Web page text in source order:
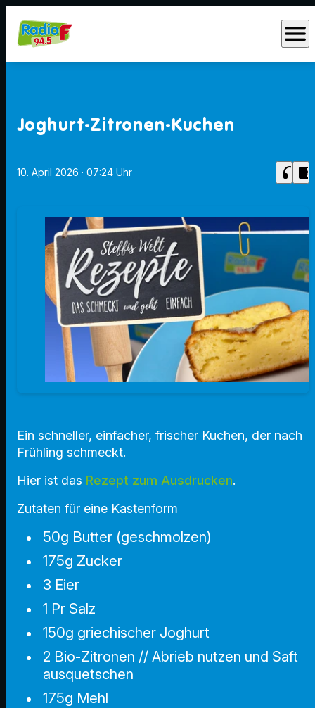
menu
Joghurt-Zitronen-Kuchen
10. April 2026 · 07:24 Uhr headphones chrome_reader_mode
Ein schneller, einfacher, frischer Kuchen, der nach
Frühling schmeckt.
Hier ist das Rezept zum Ausdrucken.
Zutaten für eine Kastenform
50g Butter (geschmolzen)
175g Zucker
3 Eier
1 Pr Salz
150g griechischer Joghurt
2 Bio-Zitronen // Abrieb nutzen und Saft
ausquetschen
175g Mehl